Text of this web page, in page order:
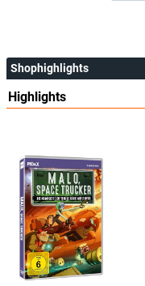
Shophighlights
Highlights